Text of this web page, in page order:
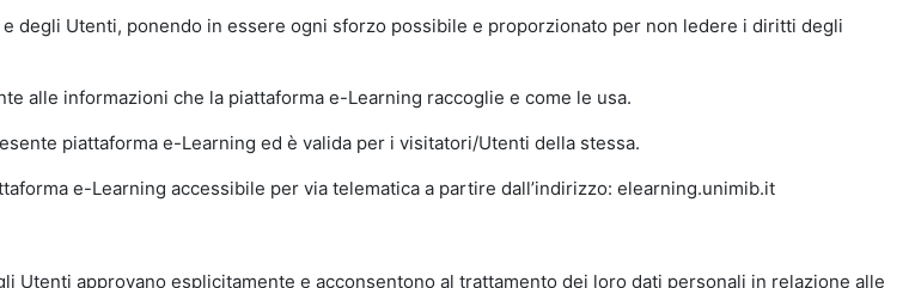
degli Utenti, ponendo in essere ogni sforzo possibile e proporzionato per non ledere i diritti degli
alle informazioni che la piattaforma e-Learning raccoglie e come le usa.
piattaforma e-Learning ed è valida per i visitatori/Utenti della stessa.
e-Learning accessibile per via telematica a partire dall’indirizzo: elearning.unimib.it
approvano esplicitamente e acconsentono al trattamento dei loro dati personali in relazione alle